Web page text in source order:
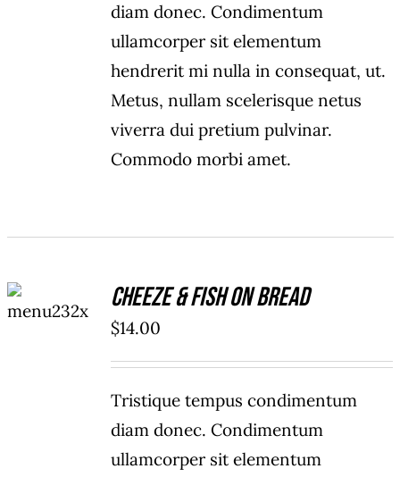
diam donec. Condimentum
ullamcorper sit elementum
hendrerit mi nulla in consequat, ut.
Metus, nullam scelerisque netus
viverra dui pretium pulvinar.
Commodo morbi amet.
CART
/
Cheeze & Fish On Bread
$14.00
Tristique tempus condimentum
diam donec. Condimentum
ullamcorper sit elementum